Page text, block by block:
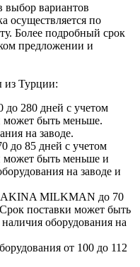
выбор вариантов
осуществляется по
Более подробный срок
предложении и
из Турции:
до 280 дней с учетом
может быть меньше.
на заводе.
до 85 дней с учетом
может быть меньше и
на заводе и
MILKMAN до 70
поставки может быть
оборудования на
от 100 до 112